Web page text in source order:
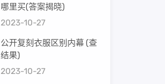
哪里买(答案揭晓)
2023-10-27
公开复刻衣服区别内幕 (查
结果)
2023-10-27